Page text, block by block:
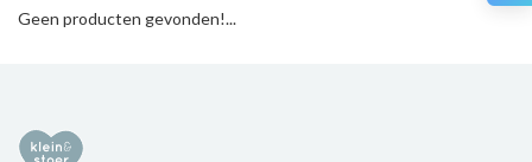
Geen producten gevonden!...